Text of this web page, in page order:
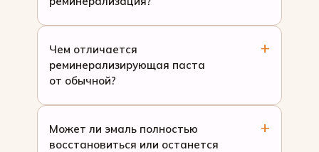
Чем отличается
реминерализирующая паста
от обычной?
Может ли эмаль полностью
восстановиться или останется